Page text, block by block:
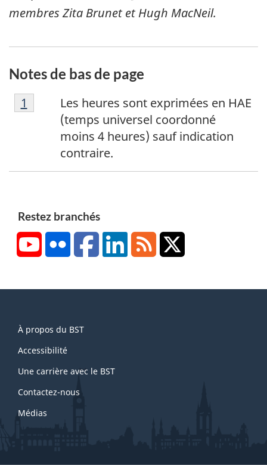
membres Zita Brunet et Hugh MacNeil.
Notes de bas de page
N
o
Les heures sont exprimées en HAE
(temps universel coordonné
moins 4 heures) sauf indication
contraire.
Retour à la référence de la note de bas de
1
Restez branchés
YouTubeFlickr FacebookLinkedInRSS
this
site
À propos du BST
Accessibilité
Une carrière avec le BST
Contactez-nous
Médias